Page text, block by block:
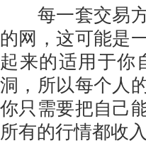
每一套交易方
的网，这可能是
起来的适用于你
洞，所以每个人
你只需要把自己
所有的行情都收